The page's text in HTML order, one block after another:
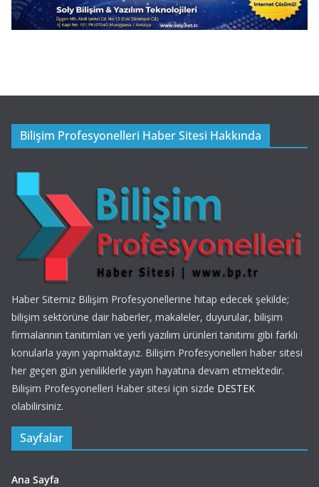
Bilişim Profesyonelleri Haber Sitesi Hakkında
Haber Sitemiz Bilişim Profesyonellerine hitap edecek şekilde;
bilişim sektörüne dair haberler, makaleler, duyurular, bilişim
firmalarının tanıtımları ve yerli yazılım ürünleri tanıtımı gibi farklı
konularla yayın yapmaktayız. Bilişim Profesyonelleri haber sitesi
her geçen gün yeniliklerle yayın hayatına devam etmektedir.
Bilişim Profesyonelleri Haber sitesi için sizde DESTEK
olabilirsiniz.
Sayfalar
Ana Sayfa